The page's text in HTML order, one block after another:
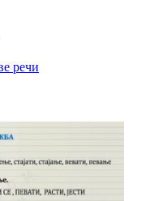
речи